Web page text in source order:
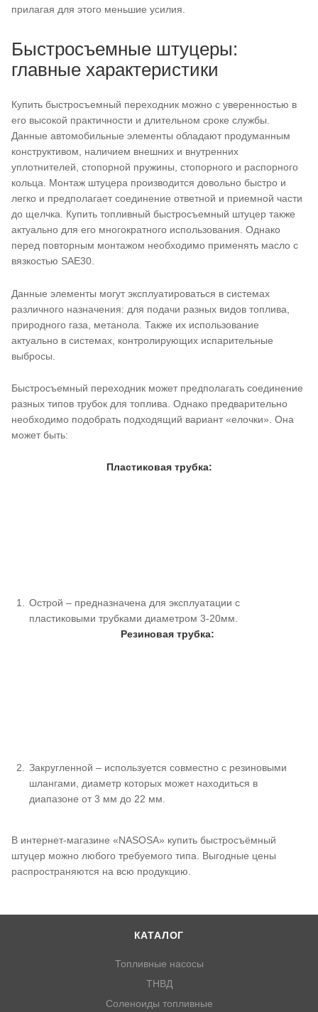
прилагая для этого меньшие усилия.
Быстросъемные штуцеры:
главные характеристики
Купить быстросъемный переходник можно с уверенностью в
его высокой практичности и длительном сроке службы.
Данные автомобильные элементы обладают продуманным
конструктивом, наличием внешних и внутренних
уплотнителей, стопорной пружины, стопорного и распорного
кольца. Монтаж штуцера производится довольно быстро и
легко и предполагает соединение ответной и приемной части
до щелчка. Купить топливный быстросъемный штуцер также
актуально для его многократного использования. Однако
перед повторным монтажом необходимо применять масло с
вязкостью SAE30.
Данные элементы могут эксплуатироваться в системах
различного назначения: для подачи разных видов топлива,
природного газа, метанола. Также их использование
актуально в системах, контролирующих испарительные
выбросы.
Быстросъемный переходник может предполагать соединение
разных типов трубок для топлива. Однако предварительно
необходимо подобрать подходящий вариант «елочки». Она
может быть:
Пластиковая трубка:
Острой – предназначена для эксплуатации с
пластиковыми трубками диаметром 3-20мм.
Резиновая трубка:
Закругленной – используется совместно с резиновыми
шлангами, диаметр которых может находиться в
диапазоне от 3 мм до 22 мм.
В интернет-магазине «NASOSA» купить быстросъёмный
штуцер можно любого требуемого типа. Выгодные цены
распространяются на всю продукцию.
КАТАЛОГ
Топливные насосы
ТНВД
Соленоиды топливные